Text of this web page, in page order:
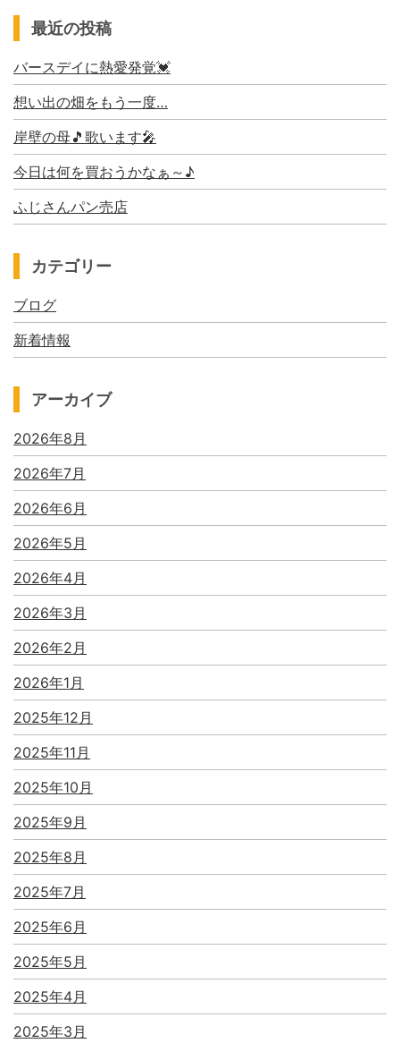
最近の投稿
バースデイに熱愛発覚💓
想い出の畑をもう一度…
岸壁の母🎵歌います🎤
今日は何を買おうかなぁ～♪
ふじさんパン売店
カテゴリー
ブログ
新着情報
アーカイブ
2026年8月
2026年7月
2026年6月
2026年5月
2026年4月
2026年3月
2026年2月
2026年1月
2025年12月
2025年11月
2025年10月
2025年9月
2025年8月
2025年7月
2025年6月
2025年5月
2025年4月
2025年3月